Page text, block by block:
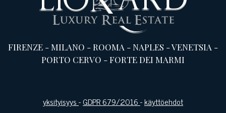
FIRENZE -MILANO -ROOMA -NAPLES -VENETSIA -
PORTO CERVO -FORTE DEI MARMI
yksityisyys-GDPR 679/2016-käyttöehdot